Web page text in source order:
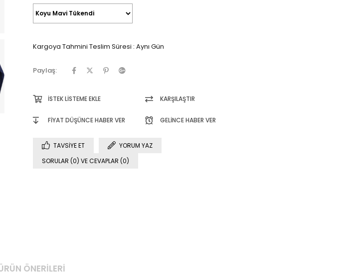
Kargoya Tahmini Teslim Süresi : Aynı Gün
Paylaş:
İSTEK LISTEME EKLE KARŞILAŞTIR
FIYAT DÜŞÜNCE HABER VER GELINCE HABER VER
TAVSIYE ET
YORUM YAZ
SORULAR (0) VE CEVAPLAR (0)
ÖNERILERI